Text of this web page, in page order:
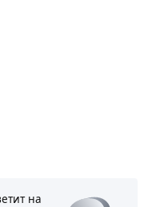
Уголок ПВХ
и области.
на